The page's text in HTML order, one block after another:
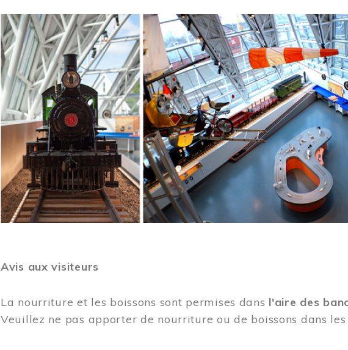
Image
Avis aux visiteurs
La nourriture et les boissons sont permises dans l'aire des
Veuillez ne pas apporter de nourriture ou de boissons dans